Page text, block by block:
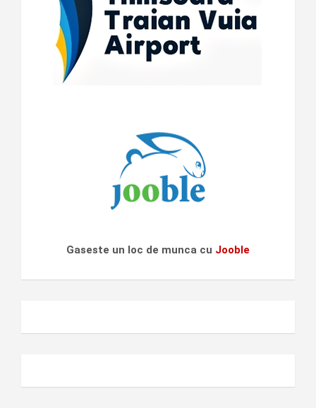
Gaseste un loc de munca cu Jooble